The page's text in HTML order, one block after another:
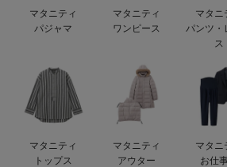
快適機能ウェア特集 パジャマ
安心の日本製。先輩ママが買ってよかった！本当に必要な出産準備品
ハレの日に着るANGELIEBEのセレモニー
買って正解！高評価レビューアイテム
マタニティ
パジャマ
マタニティ
ワンピース
マタニ
パンツ・
ス
マタニティ
トップス
マタニティ
アウター
マタニ
お仕